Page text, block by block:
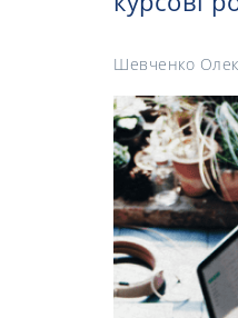
Шевченко